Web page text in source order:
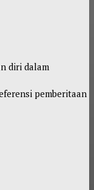
diri dalam
pemberitaan